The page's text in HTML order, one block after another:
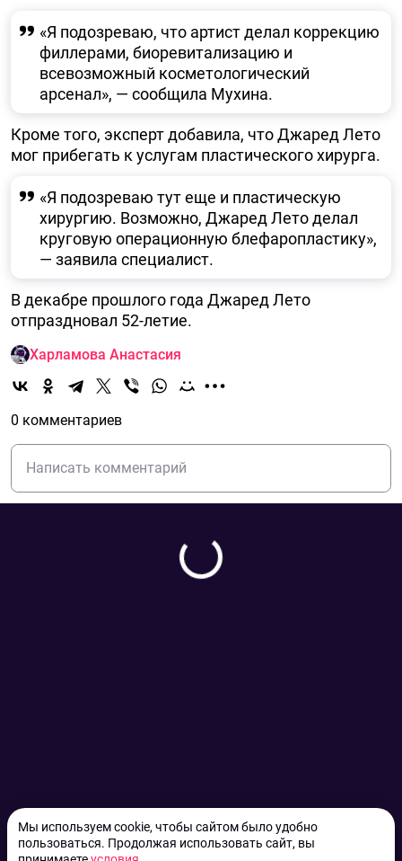
Мы используем cookie, чтобы сайтом было удобно
пользоваться. Продолжая использовать сайт, вы
«Я подозреваю, что артист делал коррекцию
филлерами, биоревитализацию и
всевозможный косметологический
арсенал», — сообщила Мухина.
Кроме того, эксперт добавила, что Джаред Лето
мог прибегать к услугам пластического хирурга.
«Я подозреваю тут еще и пластическую
хирургию. Возможно, Джаред Лето делал
круговую операционную блефаропластику»,
— заявила специалист.
В декабре прошлого года Джаред Лето
отпраздновал 52-летие.
Харламова Анастасия
0 комментариев